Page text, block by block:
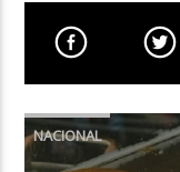
TÍTULO
ARTISTA
NACIONAL